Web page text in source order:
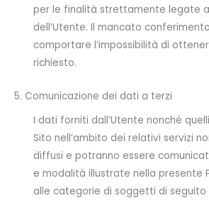
per le finalità strettamente legate
dell’Utente. Il mancato
comportare l’impossibilità di
richiesto.
5. Comunicazione dei dati a terzi
I dati forniti dall’Utente nonché
Sito nell’ambito dei relativi servizi
diffusi e potranno essere
e modalità illustrate nella presente
alle categorie di soggetti di seguito